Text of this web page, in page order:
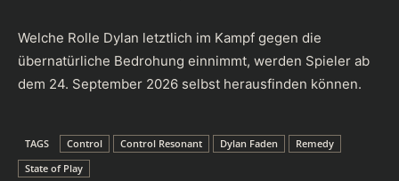
Welche Rolle Dylan letztlich im Kampf gegen die
übernatürliche Bedrohung einnimmt, werden Spieler ab
dem 24. September 2026 selbst herausfinden können.
TAGS Control Control Resonant Dylan Faden
Remedy
State of Play